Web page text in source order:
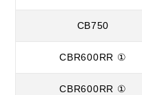
CB750
CBR600RR ①
CBR600RR ①